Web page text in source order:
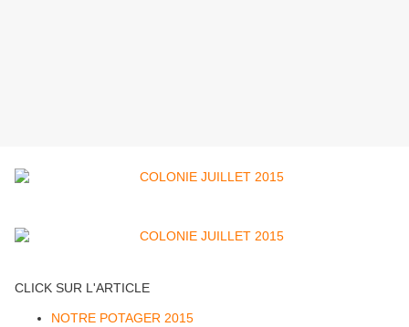
CLICK SUR L'ARTICLE
NOTRE POTAGER 2015